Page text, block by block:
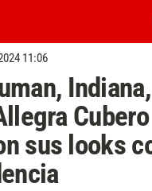
11:06
Indiana,
Cubero
sus looks